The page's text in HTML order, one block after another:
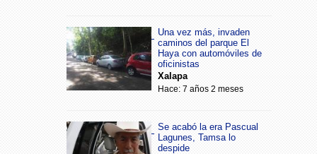
Una vez más, invaden
caminos del parque El
Haya con automóviles de
oficinistas
Xalapa
Hace: 7 años 2 meses
Se acabó la era Pascual
Lagunes, Tamsa lo
despide